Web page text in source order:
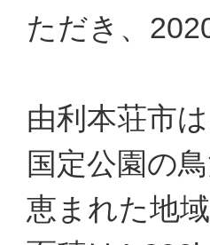
ただき、
由利本荘市
国定公園の
恵まれた地域